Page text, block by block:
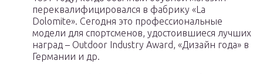
переквалифицировался в фабрику «La
Dolomite». Сегодня это профессиональные
модели для спортсменов, удостоившиеся лучших
наград – Outdoor Industry Award, «Дизайн года» в
Германии и др.